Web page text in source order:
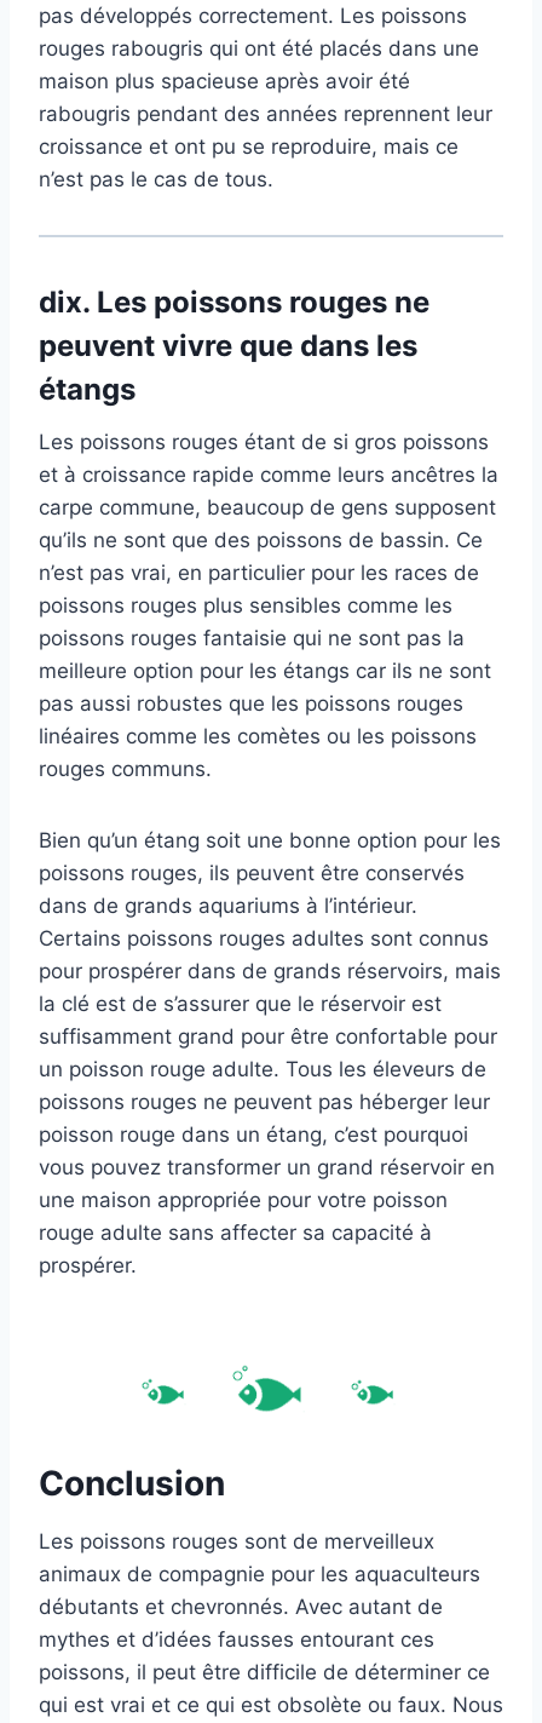
pas développés correctement. Les poissons
rouges rabougris qui ont été placés dans une
maison plus spacieuse après avoir été
rabougris pendant des années reprennent leur
croissance et ont pu se reproduire, mais ce
n’est pas le cas de tous.
dix. Les poissons rouges ne
peuvent vivre que dans les
étangs
Les poissons rouges étant de si gros poissons
et à croissance rapide comme leurs ancêtres la
carpe commune, beaucoup de gens supposent
qu’ils ne sont que des poissons de bassin. Ce
n’est pas vrai, en particulier pour les races de
poissons rouges plus sensibles comme les
poissons rouges fantaisie qui ne sont pas la
meilleure option pour les étangs car ils ne sont
pas aussi robustes que les poissons rouges
linéaires comme les comètes ou les poissons
rouges communs.
Bien qu’un étang soit une bonne option pour les
poissons rouges, ils peuvent être conservés
dans de grands aquariums à l’intérieur.
Certains poissons rouges adultes sont connus
pour prospérer dans de grands réservoirs, mais
la clé est de s’assurer que le réservoir est
suffisamment grand pour être confortable pour
un poisson rouge adulte. Tous les éleveurs de
poissons rouges ne peuvent pas héberger leur
poisson rouge dans un étang, c’est pourquoi
vous pouvez transformer un grand réservoir en
une maison appropriée pour votre poisson
rouge adulte sans affecter sa capacité à
prospérer.
Conclusion
Les poissons rouges sont de merveilleux
animaux de compagnie pour les aquaculteurs
débutants et chevronnés. Avec autant de
mythes et d’idées fausses entourant ces
poissons, il peut être difficile de déterminer ce
qui est vrai et ce qui est obsolète ou faux. Nous